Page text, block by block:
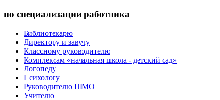
по специализации работника
Библиотекарю
Директору и завучу
Классному руководителю
Комплексам «начальная школа - детский сад»
Логопеду
Психологу
Руководителю ШМО
Учителю